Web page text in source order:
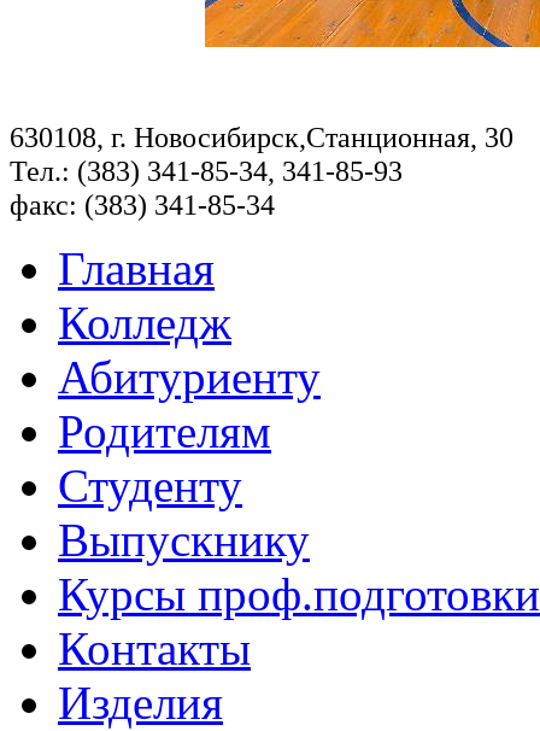
630108, г. Новосибирск,Станционная, 30
Тел.: (383) 341-85-34, 341-85-93
факс: (383) 341-85-34
Главная
Колледж
Абитуриенту
Родителям
Студенту
Выпускнику
Курсы проф.подготовки
Контакты
Изделия